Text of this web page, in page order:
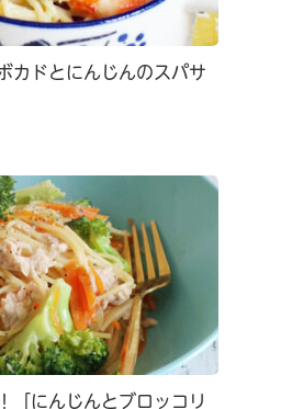
カドとにんじんのスパサ
「にんじんとブロッコリ